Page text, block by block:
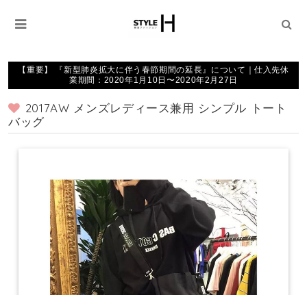
【重要】 『新型肺炎拡大に伴う春節期間の延長』について｜仕入先休
業期間：2020年1月10日〜2020年2月27日
2017AW メンズレディース兼用 シンプル トート
バッグ